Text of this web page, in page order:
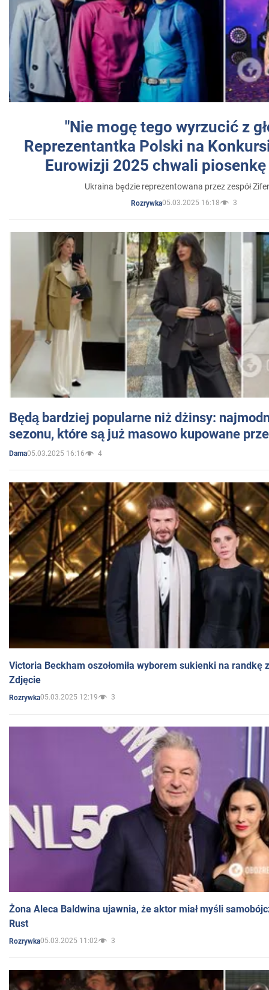
"Nie mogę tego wyrzucić z
Reprezentantka Polski na
Eurowizji 2025 chwali
Ukraina będzie reprezentowana przez zespół
Rozrywka05.03.2025 16:18 3
Będą bardziej popularne niż dżinsy:
sezonu, które są już masowo kupowane
Dama05.03.2025 16:16 4
Victoria Beckham oszołomiła wyborem sukienki na randkę
Zdjęcie
Rozrywka05.03.2025 12:19 3
Żona Aleca Baldwina ujawnia, że aktor miał myśli
Rust
Rozrywka05.03.2025 11:02 3